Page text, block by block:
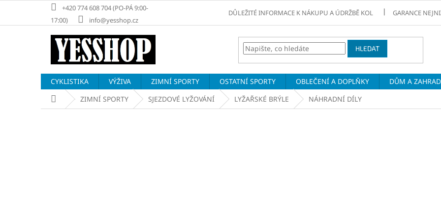
obsah
+420 774 608 704 (PO-PÁ 9:00-
17:00)
info@yesshop.cz
DŮLEŽITÉ INFORMACE K NÁKUPU A ÚDRŽBĚ KOL GARANCE
HLEDAT
CYKLISTIKA VÝŽIVA ZIMNÍ SPORTY OSTATNÍ SPORTY OBLEČENÍ A DOPLŇKY DŮM A
Domů ZIMNÍ SPORTY SJEZDOVÉ LYŽOVÁNÍ LYŽAŘSKÉ BRÝLE NÁHRADNÍ DÍLY